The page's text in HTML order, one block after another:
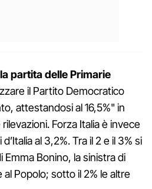
partita delle Primarie
il Partito Democratico
attestandosi al 16,5%" in
Forza Italia è invece
al 3,2%. Tra il 2 e il 3% si
Bonino, la sinistra di
al Popolo; sotto il 2% le altre